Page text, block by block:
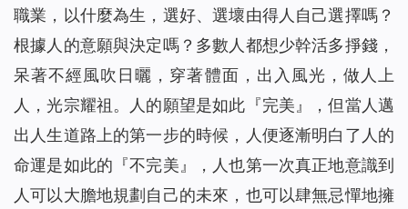
職業，以什麼為生，選好、選壞由得人自己選擇嗎？
根據人的意願與決定嗎？多數人都想少幹活多掙錢，
呆著不經風吹日曬，穿著體面，出入風光，做人上
人，光宗耀祖。人的願望是如此『完美』，但當人邁
出人生道路上的第一步的時候，人便逐漸明白了人的
命運是如此的『不完美』，人也第一次真正地意識到
人可以大膽地規劃自己的未來，也可以肆無忌憚地擁